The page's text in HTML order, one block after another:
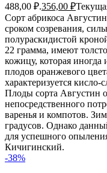
488,00 ₽.356,00 ₽
Сорт абрикоса
сроком созревания,
полураскидистой
22 грамма, имеют
кожицу, которая
плодов оранжевого
характеризуется
Плоды сорта Августин
непосредственного
варенья и компотов.
градусов. Однако
для успешного
Кичигинский.
-38%